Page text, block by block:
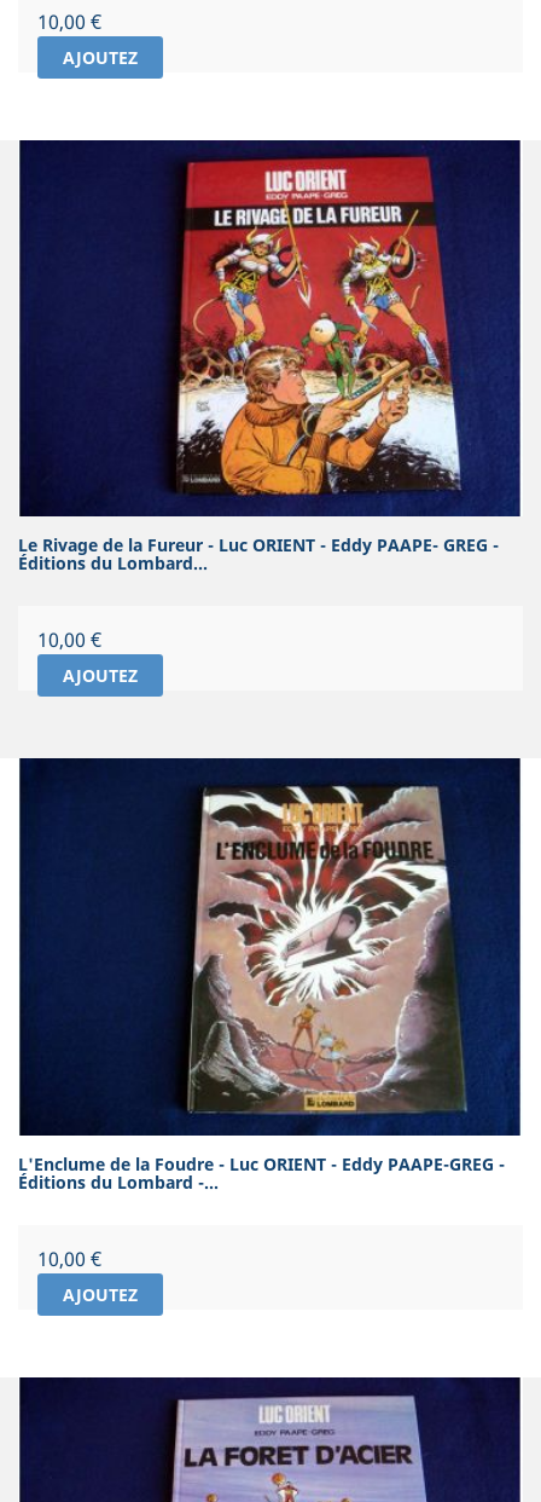
Prix
10,00 €
AJOUTEZ
Le Rivage de la Fureur - Luc ORIENT - Eddy PAAPE- GREG -
Éditions du Lombard...
Prix
10,00 €
AJOUTEZ
L'Enclume de la Foudre - Luc ORIENT - Eddy PAAPE-GREG -
Éditions du Lombard -...
Prix
10,00 €
AJOUTEZ